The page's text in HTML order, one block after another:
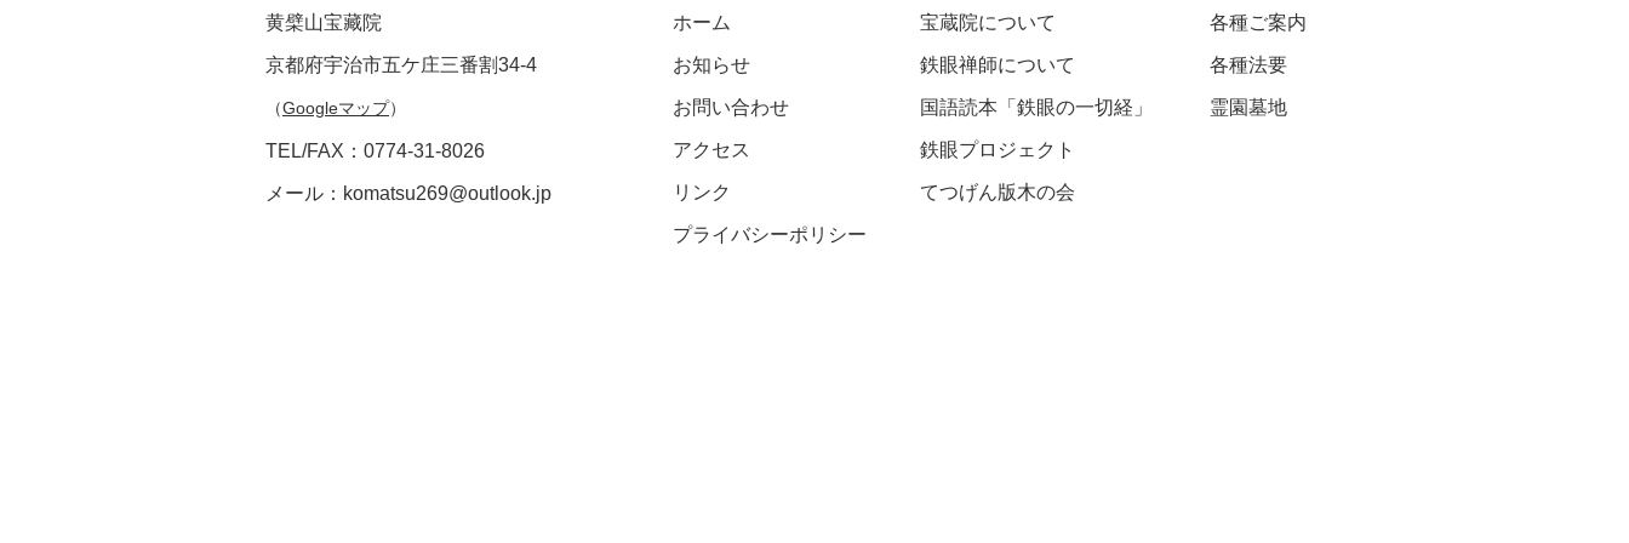
黄檗山宝藏院
京都府宇治市五ケ庄三番割34-4
（Googleマップ）
TEL/FAX：0774-31-8026
メール： komatsu269@outlook.jp
ホーム
お知らせ
お問い合わせ
アクセス
リンク
​プライバシーポリシー
宝蔵院について
鉄眼禅師について
国語読本「鉄眼の一切経」
​鉄眼プロジェクト
​​てつげん版木の会
各種ご案内
各種法要
​霊園墓地